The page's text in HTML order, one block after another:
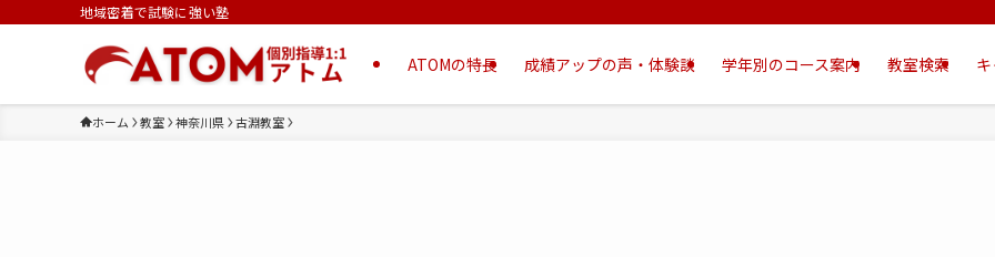
地域密着で試験に強い塾
ATOMの特長 成績アップの声・体験談 学年別のコース案内 教室検索
ホーム 教室 神奈川県 古淵教室